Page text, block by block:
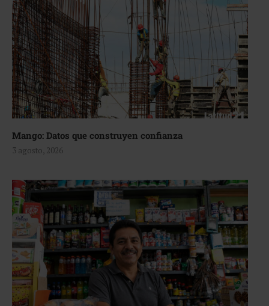
Mango: Datos que construyen confianza
3 agosto, 2026